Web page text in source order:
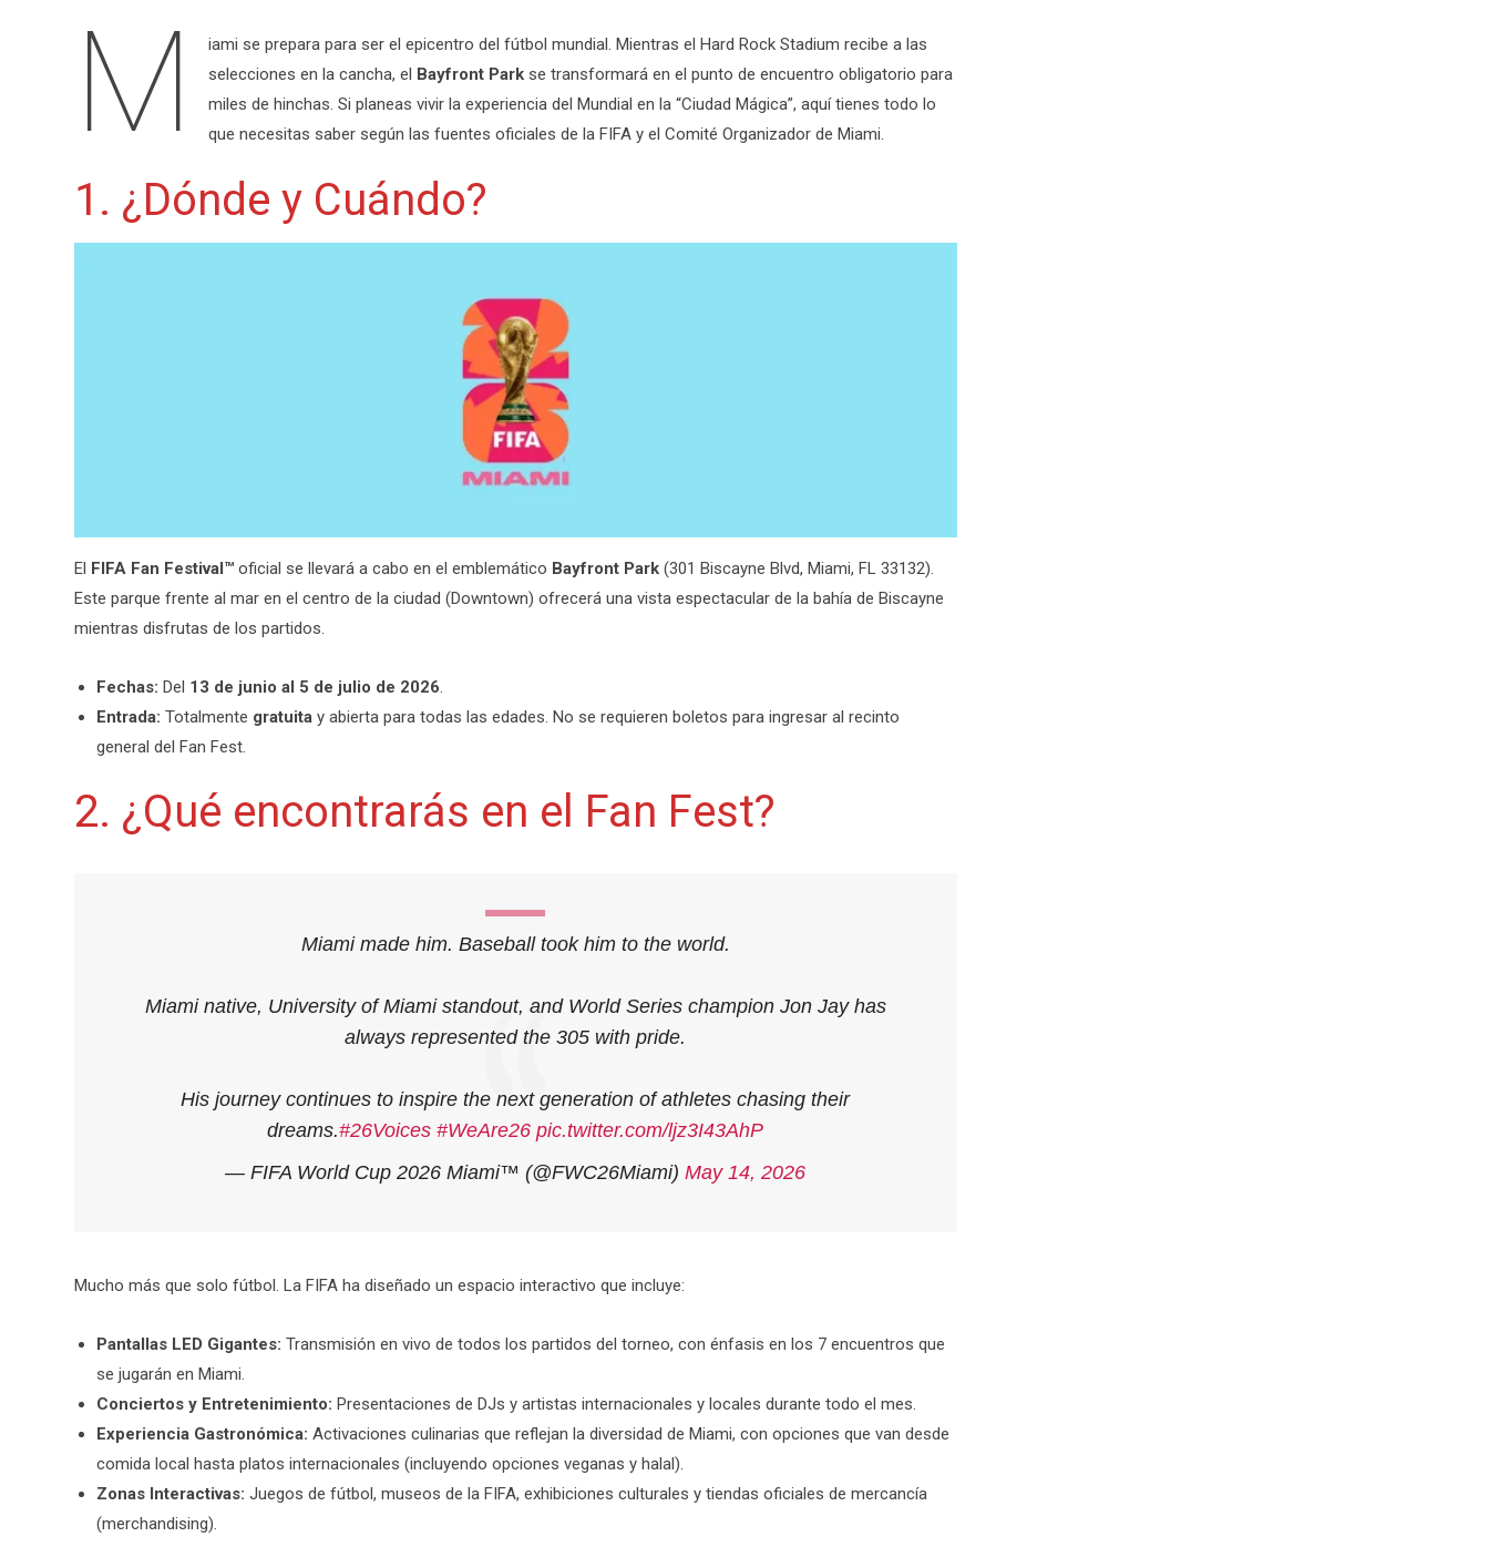
M iami se prepara para ser el epicentro del fútbol mundial. Mientras el Hard Rock Stadium recibe a las
selecciones en la cancha, el Bayfront Parkse transformará en el punto de encuentro obligatorio para
miles de hinchas. Si planeas vivir la experiencia del Mundial en la “Ciudad Mágica”, aquí tienes todo lo
que necesitas saber según las fuentes oficiales de la FIFA y el Comité Organizador de Miami.
1. ¿Dónde y Cuándo?
El FIFA Fan Festival™ oficial se llevará a cabo en el emblemático Bayfront Park (301 Biscayne Blvd, Miami, FL 33132).
Este parque frente al mar en el centro de la ciudad (Downtown) ofrecerá una vista espectacular de la bahía de Biscayne
mientras disfrutas de los partidos.
Fechas: Del 13 de junio al 5 de julio de 2026.
Entrada: Totalmente gratuita y abierta para todas las edades. No se requieren boletos para ingresar al recinto
general del Fan Fest.
2. ¿Qué encontrarás en el Fan Fest?
Miami made him. Baseball took him to the world.
Miami native, University of Miami standout, and World Series champion Jon Jay has
always represented the 305 with pride.
His journey continues to inspire the next generation of athletes chasing their
dreams.#26Voices #WeAre26 pic.twitter.com/ljz3I43AhP
— FIFA World Cup 2026 Miami™ (@FWC26Miami)May 14, 2026
Mucho más que solo fútbol. La FIFA ha diseñado un espacio interactivo que incluye:
Pantallas LED Gigantes: Transmisión en vivo de todos los partidos del torneo, con énfasis en los 7 encuentros que
se jugarán en Miami.
Conciertos y Entretenimiento: Presentaciones de DJs y artistas internacionales y locales durante todo el mes.
Experiencia Gastronómica: Activaciones culinarias que reflejan la diversidad de Miami, con opciones que van desde
comida local hasta platos internacionales (incluyendo opciones veganas y halal).
Zonas Interactivas: Juegos de fútbol, museos de la FIFA, exhibiciones culturales y tiendas oficiales de mercancía
(merchandising).